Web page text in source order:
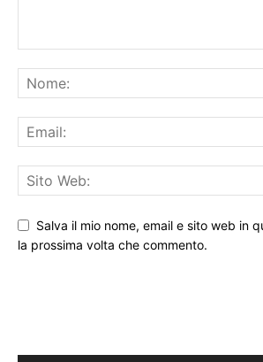
Salva il mio nome, email e sito web in
la prossima volta che commento.